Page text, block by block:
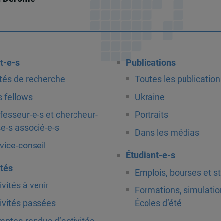
e-s
de recherche
fellows
e-s et chercheur-
s associé-e-s
conseil
à venir
passées
Publications
Toutes les
Ukraine
Portraits
Dans les médias
Étudiant-e-s
Emplois, bourses et
Formations,
Écoles d’été